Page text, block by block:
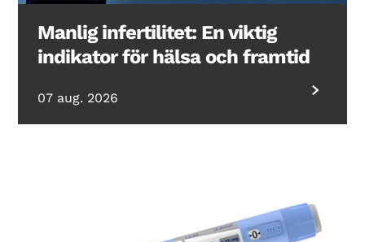
Manlig infertilitet: En viktig
indikator för hälsa och framtid
07 aug. 2026